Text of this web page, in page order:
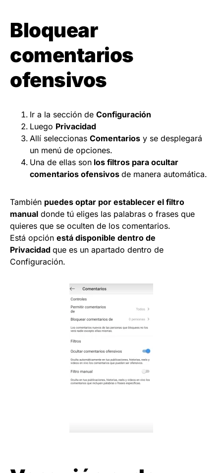
Bloquear
comentarios
ofensivos
Ir a la sección de Configuración
Luego Privacidad
Allí seleccionas Comentarios y se desplegará
un menú de opciones.
Una de ellas son los filtros para ocultar
comentarios ofensivos de manera automática.
También puedes optar por establecer el filtro
manual donde tú eliges las palabras o frases que
quieres que se oculten de los comentarios.
Está opción está disponible dentro de
Privacidad que es un apartado dentro de
Configuración.